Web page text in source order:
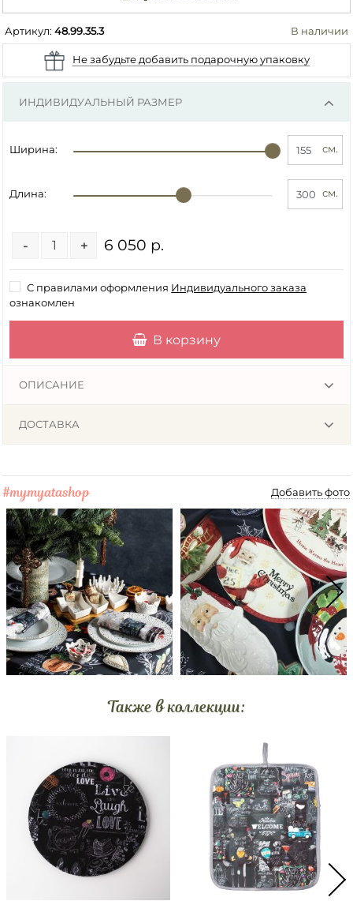
Артикул:48.99.35.3 В наличии
Не забудьте добавить подарочную упаковку
ИНДИВИДУАЛЬНЫЙ РАЗМЕР
Ширина: см.
Длина: см.
- + 6 050 р.
С правилами оформления Индивидуального заказа
ознакомлен
В корзину
ОПИСАНИЕ
ДОСТАВКА
#mymyatashop Добавить фото
Также в коллекции: